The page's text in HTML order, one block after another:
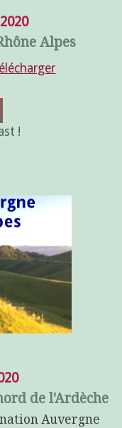
Alpes
!
de l'Ardèche
Auvergne